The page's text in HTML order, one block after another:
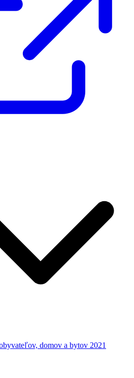
domov a bytov 2021